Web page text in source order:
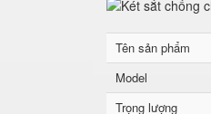
Tên sản phẩm
Model
Trọng lượng